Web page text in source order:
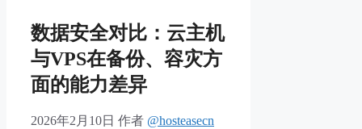
数据安全对比：云主机
与VPS在备份、容灾方
面的能力差异
2026年2月10日 作者 @hosteasecn